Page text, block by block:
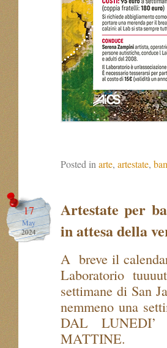
Posted in arte, artestate,
17
May
2024
Artestate per
in attesa della
A breve il
Laboratorio
settimane di San
nemmeno una
DAL
MATTINE.